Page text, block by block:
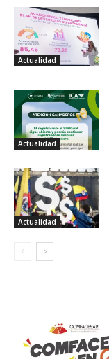
Actualidad
Actualidad
Actualidad